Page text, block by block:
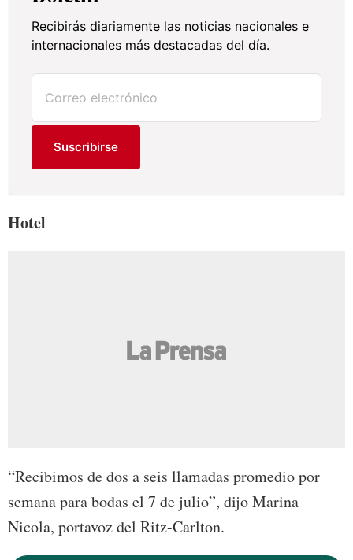
Recibirás diariamente las noticias nacionales e
internacionales más destacadas del día.
Suscribirse
Hotel
“Recibimos de dos a seis llamadas promedio por
semana para bodas el 7 de julio”, dijo Marina
Nicola, portavoz del Ritz-Carlton.